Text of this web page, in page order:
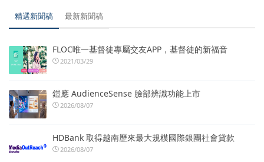
精選新聞稿 最新新聞稿
FLOC唯一基督徒專屬交友APP，基督徒的新福音
2021/03/29
鎧應 AudienceSense 臉部辨識功能上市
2026/08/07
HDBank 取得越南歷來最大規模國際銀團社會貸款
2026/08/07